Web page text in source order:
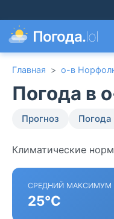
Погода.lol
Главная > о-в
Погода в
Прогноз Погода
Климатические
СРЕДНИЙ МАКСИМУМ
25°C